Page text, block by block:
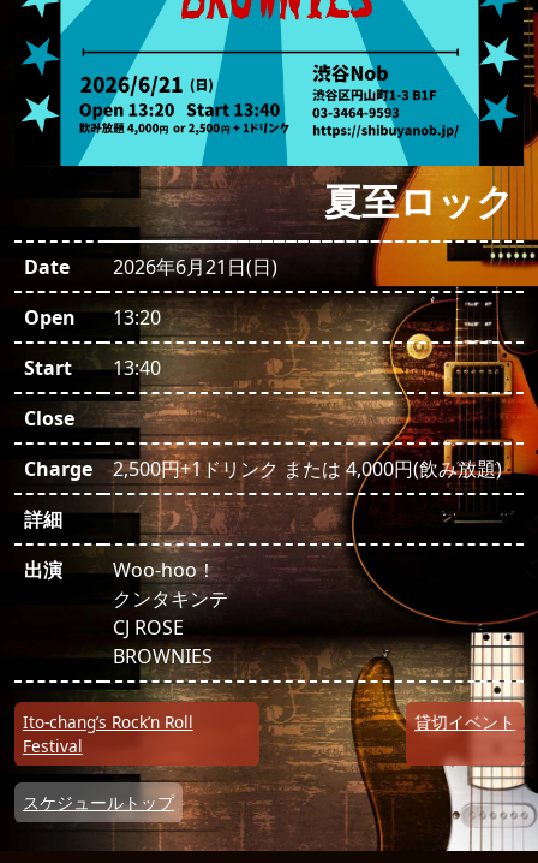
夏至ロック
Date
2026年6月21日(日)
Open
13:20
Start
13:40
Close
Charge
2,500円+1ドリンク または 4,000円(飲み放題)
詳細
出演
Woo-hoo！
クンタキンテ
CJ ROSE
BROWNIES
投稿ナビゲーション
Ito-chang’s Rock’n Roll
Festival
貸切イベント
スケジュールトップ